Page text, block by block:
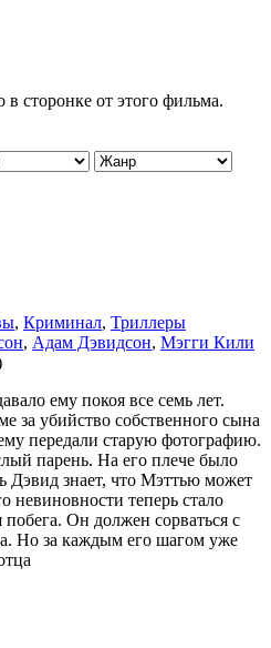
сторонке от этого фильма.
, Криминал, Триллеры
, Адам Дэвидсон, Мэгги Кили
ему покоя все семь лет.
за убийство собственного сына
передали старую фотографию.
парень. На его плече было
Дэвид знает, что Мэттью может
невиновности теперь стало
Он должен сорваться с
Но за каждым его шагом уже